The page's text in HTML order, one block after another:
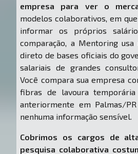
empresa para ver o
modelos colaborativos, em
informar os próprios
comparação, a Mentoring
direto de bases oficiais do
salariais de grandes
Você compara sua empresa
fibras de lavoura temporária
anteriormente em Palmas/
nenhuma informação sensível.
Cobrimos os cargos de
pesquisa colaborativa